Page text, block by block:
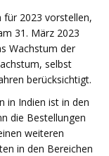
für 2023 vorstellen,
31. März 2023
Wachstum der
selbst
berücksichtigt.
in Indien ist in den
die Bestellungen
weiteren
in den Bereichen